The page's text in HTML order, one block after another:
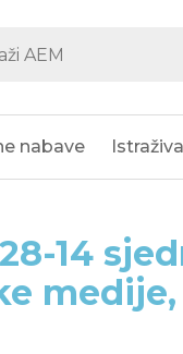
nabave
14
medije,